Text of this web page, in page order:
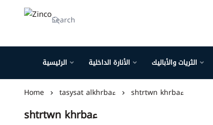
الرئيسية الأنارة الداخلية الثريات والأباليك
Home tasysat alkhrbaء shtrtwn khrbaء
shtrtwn khrbaء